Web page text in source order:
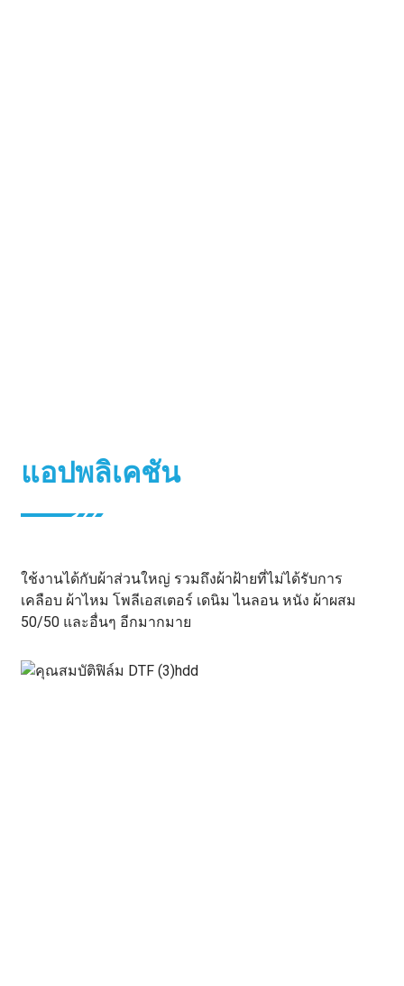
แอปพลิเคชัน
ใช้งานได้กับผ้าส่วนใหญ่ รวมถึงผ้าฝ้ายที่ไม่ได้รับการ
เคลือบ ผ้าไหม โพลีเอสเตอร์ เดนิม ไนลอน หนัง ผ้าผสม
50/50 และอื่นๆ อีกมากมาย